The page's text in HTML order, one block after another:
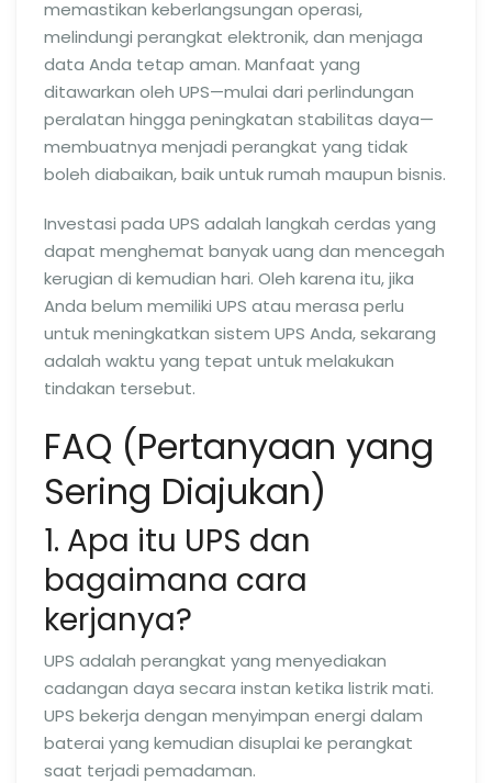
memastikan keberlangsungan operasi,
melindungi perangkat elektronik, dan menjaga
data Anda tetap aman. Manfaat yang
ditawarkan oleh UPS—mulai dari perlindungan
peralatan hingga peningkatan stabilitas daya—
membuatnya menjadi perangkat yang tidak
boleh diabaikan, baik untuk rumah maupun bisnis.
Investasi pada UPS adalah langkah cerdas yang
dapat menghemat banyak uang dan mencegah
kerugian di kemudian hari. Oleh karena itu, jika
Anda belum memiliki UPS atau merasa perlu
untuk meningkatkan sistem UPS Anda, sekarang
adalah waktu yang tepat untuk melakukan
tindakan tersebut.
FAQ (Pertanyaan yang
Sering Diajukan)
1. Apa itu UPS dan
bagaimana cara
kerjanya?
UPS adalah perangkat yang menyediakan
cadangan daya secara instan ketika listrik mati.
UPS bekerja dengan menyimpan energi dalam
baterai yang kemudian disuplai ke perangkat
saat terjadi pemadaman.